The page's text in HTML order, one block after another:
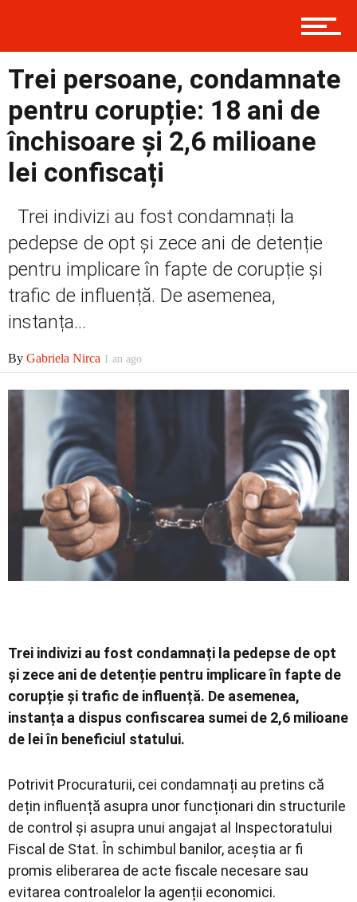
Prima
Politică
Externe
Social
Economic
Contact
Trei persoane, condamnate
pentru corupție: 18 ani de
închisoare și 2,6 milioane
lei confiscați
Trei indivizi au fost condamnați la
pedepse de opt și zece ani de detenție
pentru implicare în fapte de corupție și
trafic de influență. De asemenea,
instanța...
By Gabriela Nirca 1 an ago
Trei indivizi au fost condamnați la pedepse de opt
și zece ani de detenție pentru implicare în fapte de
corupție și trafic de influență. De asemenea,
instanța a dispus confiscarea sumei de 2,6 milioane
de lei în beneficiul statului.
Potrivit Procuraturii, cei condamnați au pretins că
dețin influență asupra unor funcționari din structurile
de control și asupra unui angajat al Inspectoratului
Fiscal de Stat. În schimbul banilor, aceștia ar fi
promis eliberarea de acte fiscale necesare sau
evitarea controalelor la agenții economici.